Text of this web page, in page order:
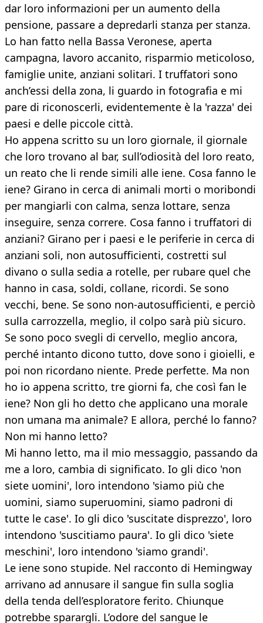
dar loro informazioni per un aumento della
pensione, passare a depredarli stanza per stanza.
Lo han fatto nella Bassa Veronese, aperta
campagna, lavoro accanito, risparmio meticoloso,
famiglie unite, anziani solitari. I truffatori sono
anch’essi della zona, li guardo in fotografia e mi
pare di riconoscerli, evidentemente è la 'razza' dei
paesi e delle piccole città.
Ho appena scritto su un loro giornale, il giornale
che loro trovano al bar, sull’odiosità del loro reato,
un reato che li rende simili alle iene. Cosa fanno le
iene? Girano in cerca di animali morti o moribondi
per mangiarli con calma, senza lottare, senza
inseguire, senza correre. Cosa fanno i truffatori di
anziani? Girano per i paesi e le periferie in cerca di
anziani soli, non autosufficienti, costretti sul
divano o sulla sedia a rotelle, per rubare quel che
hanno in casa, soldi, collane, ricordi. Se sono
vecchi, bene. Se sono non-autosufficienti, e perciò
sulla carrozzella, meglio, il colpo sarà più sicuro.
Se sono poco svegli di cervello, meglio ancora,
perché intanto dicono tutto, dove sono i gioielli, e
poi non ricordano niente. Prede perfette. Ma non
ho io appena scritto, tre giorni fa, che così fan le
iene? Non gli ho detto che applicano una morale
non umana ma animale? E allora, perché lo fanno?
Non mi hanno letto?
Mi hanno letto, ma il mio messaggio, passando da
me a loro, cambia di significato. Io gli dico 'non
siete uomini', loro intendono 'siamo più che
uomini, siamo superuomini, siamo padroni di
tutte le case'. Io gli dico 'suscitate disprezzo', loro
intendono 'suscitiamo paura'. Io gli dico 'siete
meschini', loro intendono 'siamo grandi'.
Le iene sono stupide. Nel racconto di Hemingway
arrivano ad annusare il sangue fin sulla soglia
della tenda dell’esploratore ferito. Chiunque
potrebbe sparargli. L’odore del sangue le